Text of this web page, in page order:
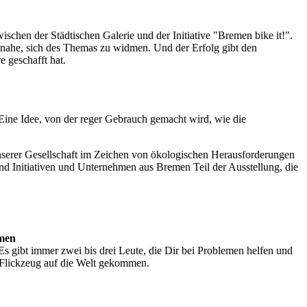
der Städtischen Galerie und der Initiative "Bremen bike it!".
sich des Themas zu widmen. Und der Erfolg gibt den
geschafft hat.
Idee, von der reger Gebrauch gemacht wird, wie die
Gesellschaft im Zeichen von ökologischen Herausforderungen
Initiativen und Unternehmen aus Bremen Teil der Ausstellung, die
gibt immer zwei bis drei Leute, die Dir bei Problemen helfen und
auf die Welt gekommen.